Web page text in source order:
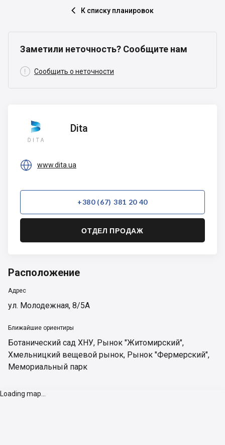
 К списку планировок
Заметили неточность? Сообщите нам
 Сообщить о неточности
Dita
Dita
 www.dita.ua
+380 (67) 381 20 40
ОТДЕЛ ПРОДАЖ
Расположение
Адрес
ул. Молодежная, 8/5А
Ближайшие ориентиры
Ботанический сад ХНУ, Рынок "Житомирский",
Хмельницкий вещевой рынок, Рынок "Фермерский",
Мемориальный парк
Loading map...